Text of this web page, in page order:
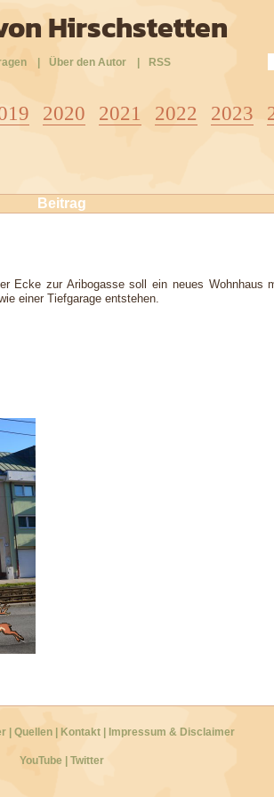
Hirschstetten
Über den Autor RSS
2020 2021 2022 2023
Beitrag
Ecke zur Aribogasse soll ein neues Wohnhaus
einer Tiefgarage entstehen.
| Quellen| Kontakt| Impressum & Disclaimer
YouTube Twitter